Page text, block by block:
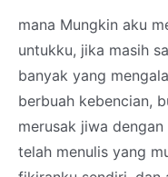
mana Mungkin aku
untukku, jika masih
banyak yang
berbuah kebencian,
merusak jiwa
telah menulis yang